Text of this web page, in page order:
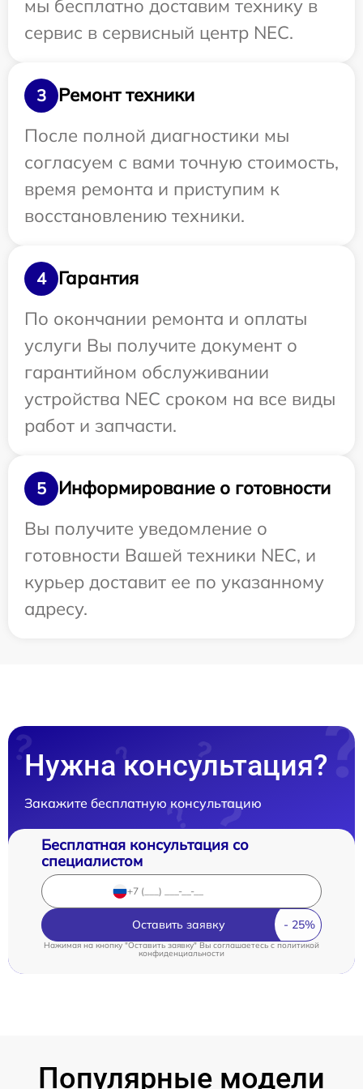
мы бесплатно доставим технику в
сервис в сервисный центр NEC.
3
Ремонт техники
После полной диагностики мы
согласуем с вами точную стоимость,
время ремонта и приступим к
восстановлению техники.
4
Гарантия
По окончании ремонта и оплаты
услуги Вы получите документ о
гарантийном обслуживании
устройства NEC сроком на все виды
работ и запчасти.
5
Информирование о готовности
Вы получите уведомление о
готовности Вашей техники NEC, и
курьер доставит ее по указанному
адресу.
Нужна консультация?
Закажите бесплатную консультацию
Бесплатная консультация со
специалистом
Оставить заявку
Нажимая на кнопку "Оставить заявку" Вы соглашаетесь cполитикой
конфиденциальности
Популярные модели